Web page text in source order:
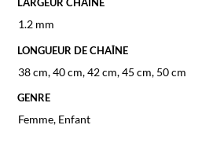
LARGEUR CHAÎNE
1.2 mm
LONGUEUR DE CHAÎNE
38 cm,40 cm,42 cm,45 cm, 50 cm
GENRE
Femme, Enfant